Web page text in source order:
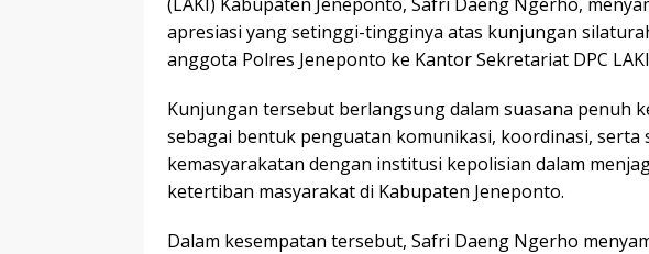
apresiasi yang setinggi-tingginya atas kunjungan
anggota Polres Jeneponto ke Kantor Sekretariat DPC
Kunjungan tersebut berlangsung dalam suasana penuh
sebagai bentuk penguatan komunikasi, koordinasi, serta
kemasyarakatan dengan institusi kepolisian dalam
ketertiban masyarakat di Kabupaten Jeneponto.
Dalam kesempatan tersebut, Safri Daeng Ngerho